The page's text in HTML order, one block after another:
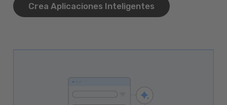
Crea Aplicaciones Inteligentes